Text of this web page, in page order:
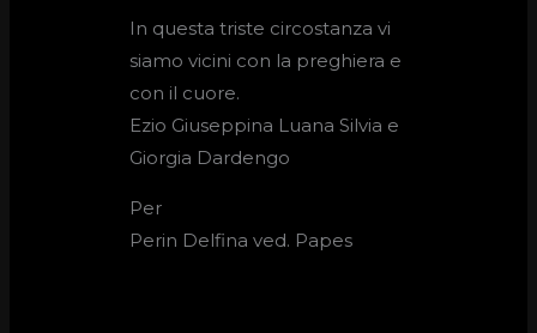
In questa triste circostanza vi
siamo vicini con la preghiera e
con il cuore.
Ezio Giuseppina Luana Silvia e
Giorgia Dardengo
Per
Perin Delfina ved. Papes